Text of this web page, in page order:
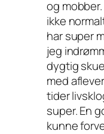
og
ikke
har super
jeg
dygtig
med
tider
super. En
kunne